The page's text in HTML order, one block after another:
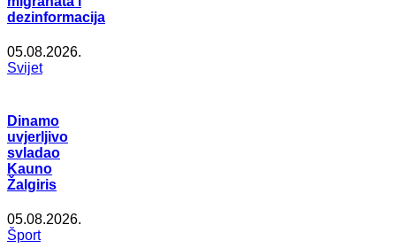
dezinformacija
05.08.2026.
Svijet
Dinamo
uvjerljivo
svladao
Kauno
Žalgiris
05.08.2026.
Šport